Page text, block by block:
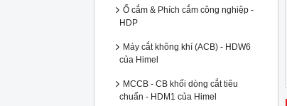
Ổ cắm & Phích cắm công nghiệp -
HDP
Máy cắt không khí (ACB) - HDW6
của Himel
MCCB - CB khối dòng cắt tiêu
chuẩn - HDM1 của Himel